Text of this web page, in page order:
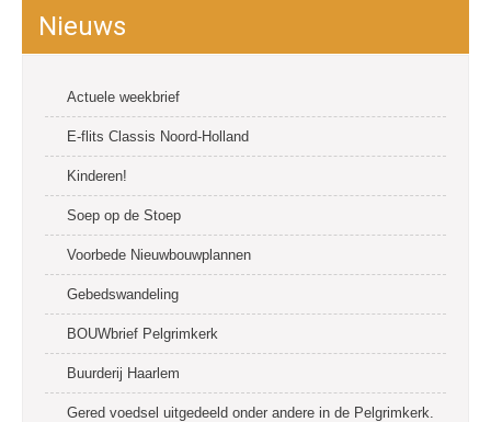
Nieuws
Actuele weekbrief
E-flits Classis Noord-Holland
Kinderen!
Soep op de Stoep
Voorbede Nieuwbouwplannen
Gebedswandeling
BOUWbrief Pelgrimkerk
Buurderij Haarlem
Gered voedsel uitgedeeld onder andere in de Pelgrimkerk.